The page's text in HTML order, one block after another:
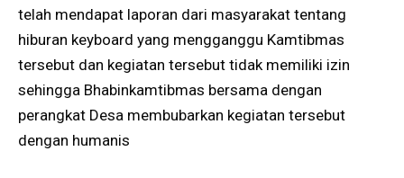
telah mendapat laporan dari masyarakat tentang
hiburan keyboard yang mengganggu Kamtibmas
tersebut dan kegiatan tersebut tidak memiliki izin
sehingga Bhabinkamtibmas bersama dengan
perangkat Desa membubarkan kegiatan tersebut
dengan humanis